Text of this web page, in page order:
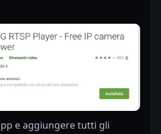
e aggiungere tutti gli